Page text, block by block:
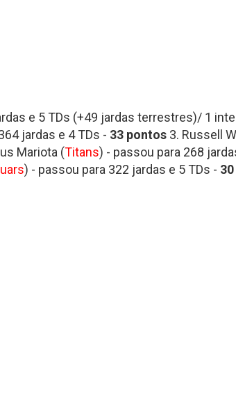
Inscrições
Semana
18
de
e 5 TDs (+49 jardas terrestres)/ 1
jardas e 4 TDs - 33 pontos 3. Russell
Mariota (Titans) - passou para 268
) - passou para 322 jardas e 5 TDs -